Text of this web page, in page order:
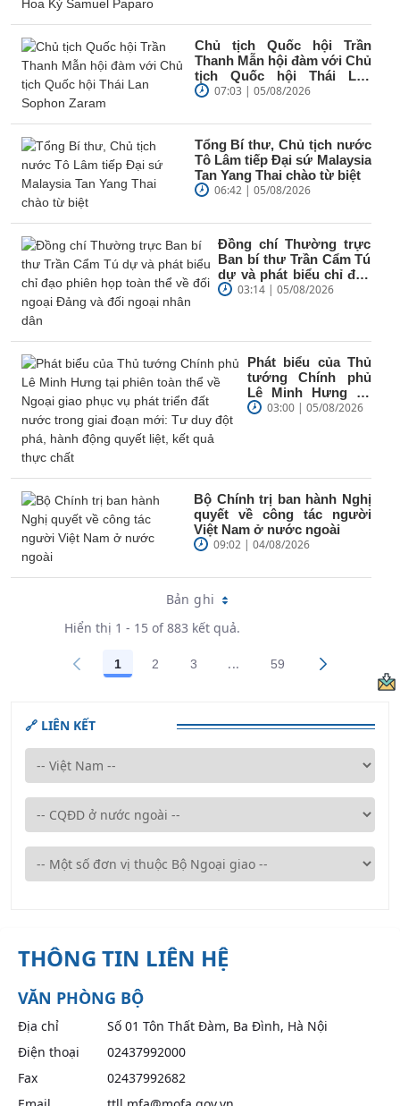
Chủ tịch Quốc hội Trần
Thanh Mẫn hội đàm với Chủ
tịch Quốc hội Thái Lan
Sophon Zaram
07:03 | 05/08/2026
Tổng Bí thư, Chủ tịch nước
Tô Lâm tiếp Đại sứ Malaysia
Tan Yang Thai chào từ biệt
06:42 | 05/08/2026
Đồng chí Thường trực
Ban bí thư Trần Cẩm Tú
dự và phát biểu chỉ đạo
phiên họp toàn thể về
03:14 | 05/08/2026
Phát biểu của Thủ
tướng Chính phủ
Lê Minh Hưng tại
phiên toàn thể về
03:00 | 05/08/2026
Bộ Chính trị ban hành Nghị
quyết về công tác người
Việt Nam ở nước ngoài
09:02 | 04/08/2026
Bản ghi
Hiển thị 1 - 15 of 883 kết quả.
Các trang trên cổng
1 Các trang trên cổng
2 Các trang trên cổng
3 ...Trang trung gian Use
Các trang trên cổng
59
🔗 LIÊN KẾT
THÔNG TIN LIÊN HỆ
VĂN PHÒNG BỘ
Địa chỉ
Số 01 Tôn Thất Đàm, Ba Đình, Hà Nội
Điện thoại
02437992000
Fax
02437992682